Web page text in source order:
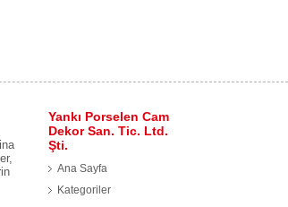
Yankı Porselen Cam
Dekor San. Tic. Ltd.
Şti.
Ana Sayfa
Kategoriler